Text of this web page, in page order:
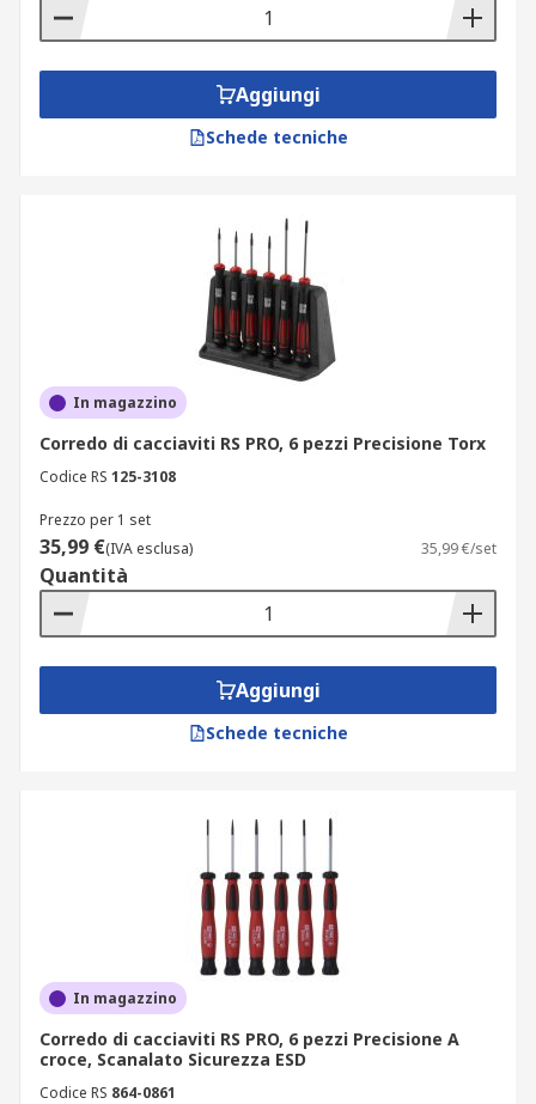
Aggiungi
Schede tecniche
In magazzino
Corredo di cacciaviti RS PRO, 6 pezzi Precisione Torx
Codice RS 125-3108
Prezzo per 1 set
35,99 €(IVA esclusa) 35,99 €/set
Quantità
Aggiungi
Schede tecniche
In magazzino
Corredo di cacciaviti RS PRO, 6 pezzi Precisione A
croce, Scanalato Sicurezza ESD
Codice RS 864-0861